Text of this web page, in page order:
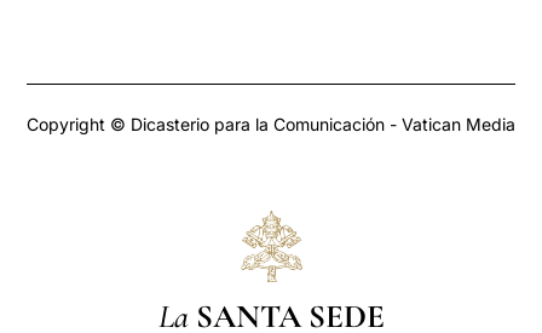
Copyright © Dicasterio para la Comunicación - Vatican Media
La SANTA SEDE